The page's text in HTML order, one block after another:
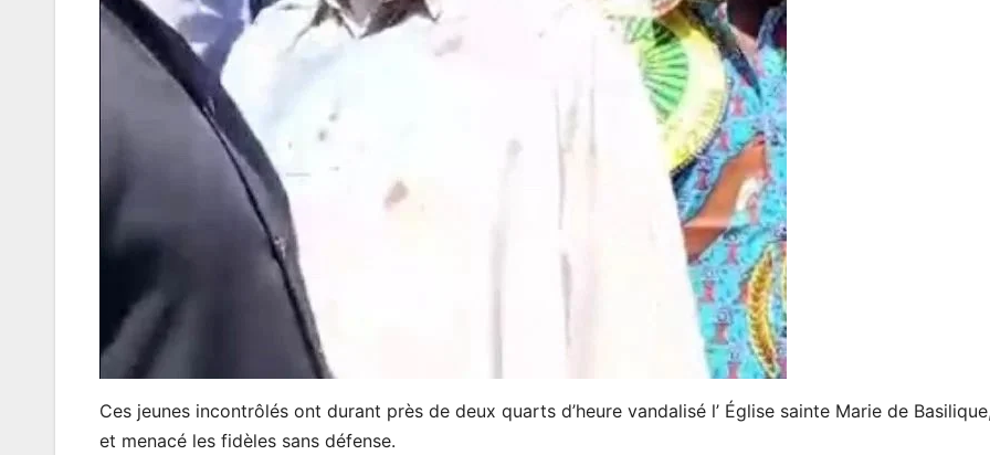
Ces jeunes incontrôlés ont durant près de deux quarts d’heure vandalisé l’ Église sainte Marie de
et menacé les fidèles sans défense.